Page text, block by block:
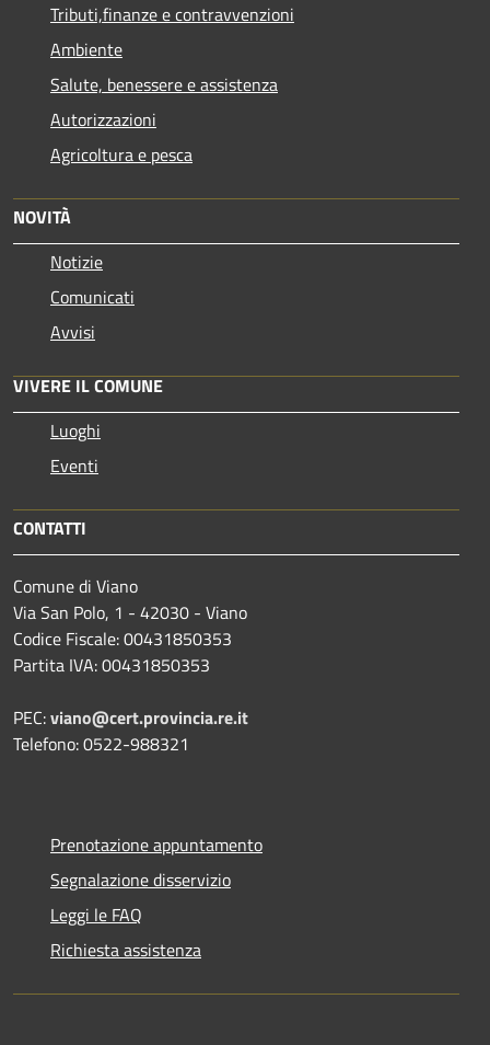
Tributi,finanze e contravvenzioni
Ambiente
Salute, benessere e assistenza
Autorizzazioni
Agricoltura e pesca
NOVITÀ
Notizie
Comunicati
Avvisi
VIVERE IL COMUNE
Luoghi
Eventi
CONTATTI
Comune di Viano
Via San Polo, 1 - 42030 - Viano
Codice Fiscale: 00431850353
Partita IVA: 00431850353
PEC:viano@cert.provincia.re.it
Telefono: 0522-988321
Prenotazione appuntamento
Segnalazione disservizio
Leggi le FAQ
Richiesta assistenza